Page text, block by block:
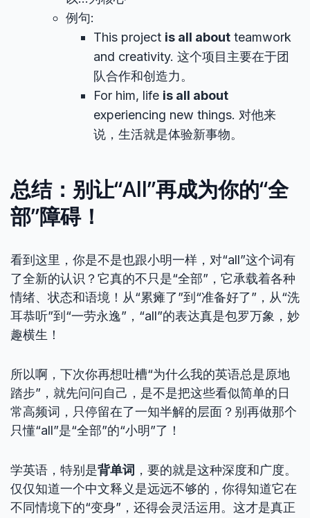
例句:
This project is all about teamwork
and creativity. 这个项目主要在于团
队合作和创造力。
For him, life is all about
experiencing new things. 对他来
说，生活就是体验新事物。
总结：别让“All”再成为你的“全
部”障碍！
看到这里，你是不是也跟小明一样，对“all”这个词有
了全新的认识？它真的不只是“全部”，它承载着各种
情绪、状态和语境！从“累瘫了”到“准备好了”，从“洗
耳恭听”到“一劳永逸”，“all”的表达真是包罗万象，妙
趣横生！
所以啊，下次你再想吐槽“为什么我的英语总是原地
踏步”，就先问问自己，是不是把这些看似简单的日
常高频词，只停留在了一知半解的层面？别再做那个
只懂“all”是“全部”的“小明”了！
学英语，特别是背单词 ，要的就是这种深度和广度。
仅仅知道一个中文释义是远远不够的，你得知道它在
不同情境下的“变身”，还得会灵活运用。这才是真正